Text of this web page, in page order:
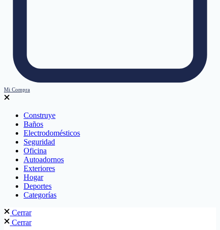
Mi Compra
Construye
Baños
Electrodomésticos
Seguridad
Oficina
Autoadornos
Exteriores
Hogar
Deportes
Categorías
Cerrar
Cerrar